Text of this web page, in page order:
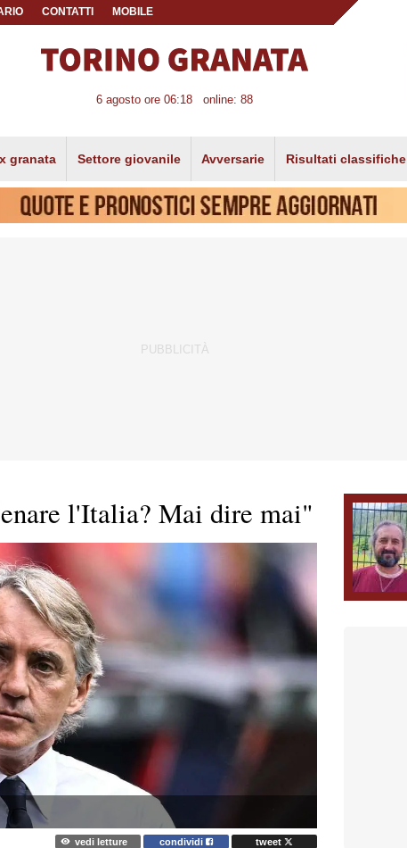
CONTATTI MOBILE
6 agosto ore 06:18 online: 88
granata Settore giovanile Avversarie Risultati classifiche
l'Italia? Mai dire mai"
vedi letture condividi tweet